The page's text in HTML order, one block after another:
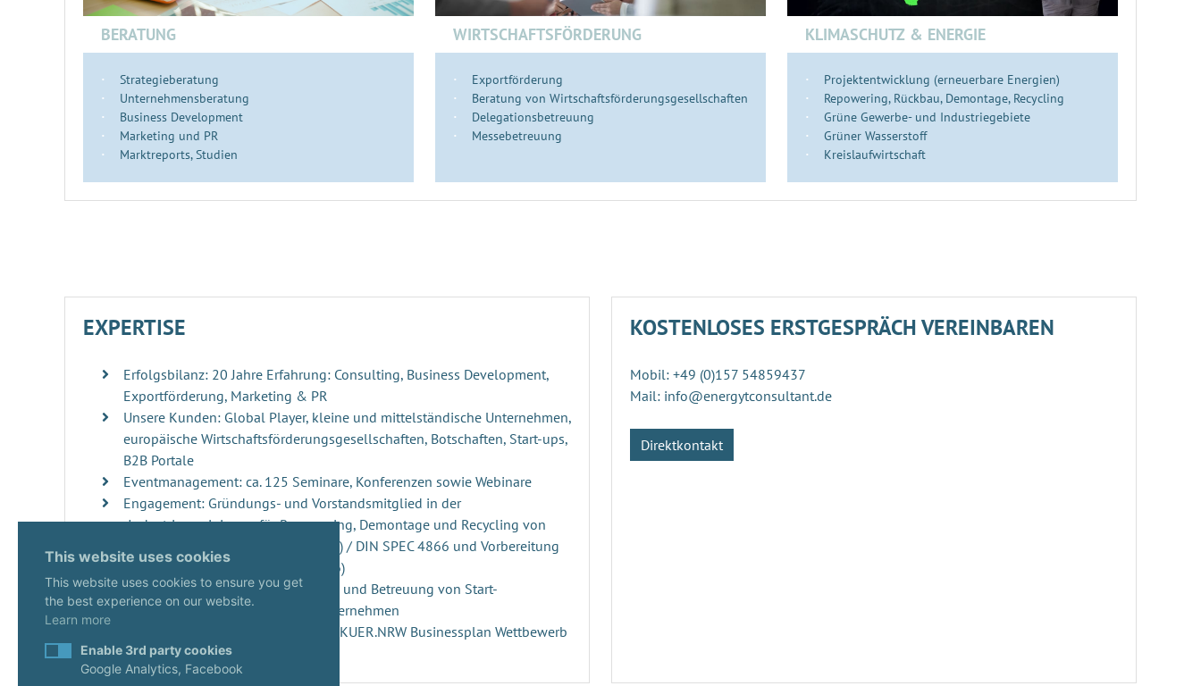
BERATUNG
Strategieberatung
Unternehmensberatung
Business Development
Marketing und PR
Marktreports, Studien
WIRTSCHAFTSFÖRDERUNG
Exportförderung
Beratung von Wirtschaftsförderungsgesellschaften
Delegationsbetreuung
Messebetreuung
KLIMASCHUTZ & ENERGIE
Projektentwicklung (erneuerbare Energien)
Repowering, Rückbau, Demontage, Recycling
Grüne Gewerbe- und Industriegebiete
Grüner Wasserstoff
Kreislaufwirtschaft
EXPERTISE
Erfolgsbilanz: 20 Jahre Erfahrung: Consulting, Business Development,
Exportförderung, Marketing & PR
Unsere Kunden: Global Player, kleine und mittelständische Unternehmen,
europäische Wirtschaftsförderungsgesellschaften, Botschaften, Start-ups,
B2B Portale
Eventmanagement: ca. 125 Seminare, Konferenzen sowie Webinare
Engagement: Gründungs- und Vorstandsmitglied in der
„Industrievereinigung für Repowering, Demontage und Recycling von
Windenergieanlagen“ (RDRWind e.V.) / DIN SPEC 4866 und Vorbereitung
der DIN Norm 4866 (erscheint 2026)
Innovationsmanagement: Beratung und Betreuung von Start-
ups, innovativen Projekten und Unternehmen
Start-ups: Gutachterin seit 2020 im KUER.NRW Businessplan Wettbewerb
KOSTENLOSES ERSTGESPRÄCH VEREINBAREN
Mobil: +49 (0)157 54859437
Mail: info@energytconsultant.de
Direktkontakt
This website uses cookies
This website uses cookies to ensure you get
the best experience on our website.
Learn more
Enable 3rd party cookies
Google Analytics, Facebook